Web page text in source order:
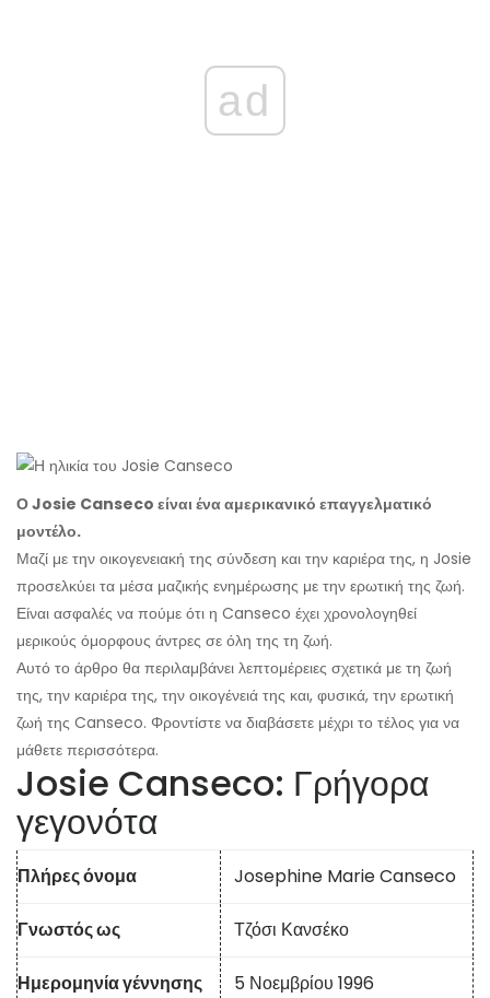
ad
Ο Josie Canseco είναι ένα αμερικανικό επαγγελματικό
μοντέλο.
Μαζί με την οικογενειακή της σύνδεση και την καριέρα της, η Josie
προσελκύει τα μέσα μαζικής ενημέρωσης με την ερωτική της ζωή.
Είναι ασφαλές να πούμε ότι η Canseco έχει χρονολογηθεί
μερικούς όμορφους άντρες σε όλη της τη ζωή.
Αυτό το άρθρο θα περιλαμβάνει λεπτομέρειες σχετικά με τη ζωή
της, την καριέρα της, την οικογένειά της και, φυσικά, την ερωτική
ζωή της Canseco. Φροντίστε να διαβάσετε μέχρι το τέλος για να
μάθετε περισσότερα.
Josie Canseco: Γρήγορα
γεγονότα
Πλήρες όνομα Josephine Marie Canseco
Γνωστός ως Τζόσι Κανσέκο
Ημερομηνία γέννησης 5 Νοεμβρίου 1996